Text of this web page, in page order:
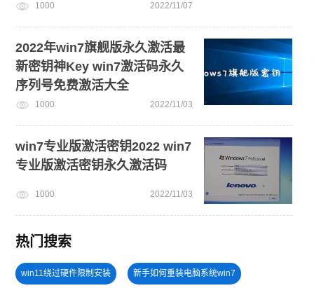
1000 2022/11/07
2022年win7旗舰版永久激活最
新密钥神Key win7激活码永久
序列号免费激活大全
1000 2022/11/03
win7专业版激活密钥2022 win7
专业版激活密钥永久激活码
1000 2022/11/03
热门搜索
win11绕过硬件限制安装 新手如何重装电脑系统win7